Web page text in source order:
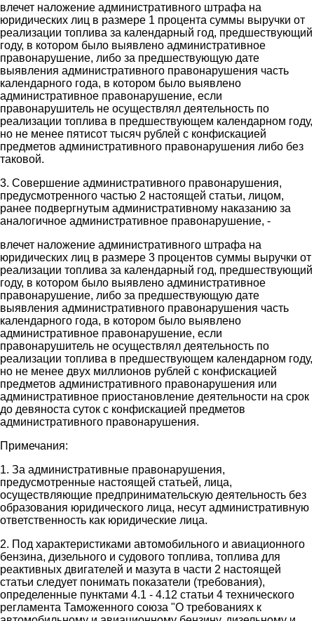
влечет наложение административного штрафа на
юридических лиц в размере 1 процента суммы выручки от
реализации топлива за календарный год, предшествующий
году, в котором было выявлено административное
правонарушение, либо за предшествующую дате
выявления административного правонарушения часть
календарного года, в котором было выявлено
административное правонарушение, если
правонарушитель не осуществлял деятельность по
реализации топлива в предшествующем календарном году,
но не менее пятисот тысяч рублей с конфискацией
предметов административного правонарушения либо без
таковой.
3. Совершение административного правонарушения,
предусмотренного частью 2 настоящей статьи, лицом,
ранее подвергнутым административному наказанию за
аналогичное административное правонарушение, -
влечет наложение административного штрафа на
юридических лиц в размере 3 процентов суммы выручки от
реализации топлива за календарный год, предшествующий
году, в котором было выявлено административное
правонарушение, либо за предшествующую дате
выявления административного правонарушения часть
календарного года, в котором было выявлено
административное правонарушение, если
правонарушитель не осуществлял деятельность по
реализации топлива в предшествующем календарном году,
но не менее двух миллионов рублей с конфискацией
предметов административного правонарушения или
административное приостановление деятельности на срок
до девяноста суток с конфискацией предметов
административного правонарушения.
Примечания:
1. За административные правонарушения,
предусмотренные настоящей статьей, лица,
осуществляющие предпринимательскую деятельность без
образования юридического лица, несут административную
ответственность как юридические лица.
2. Под характеристиками автомобильного и авиационного
бензина, дизельного и судового топлива, топлива для
реактивных двигателей и мазута в части 2 настоящей
статьи следует понимать показатели (требования),
определенные пунктами 4.1 - 4.12 статьи 4 технического
регламента Таможенного союза "О требованиях к